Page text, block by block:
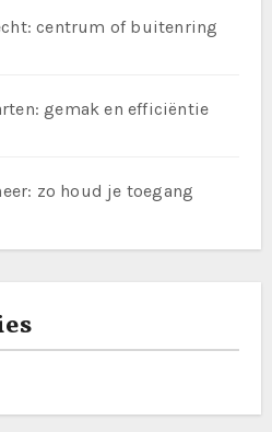
centrum of buitenring
gemak en efficiëntie
zo houd je toegang